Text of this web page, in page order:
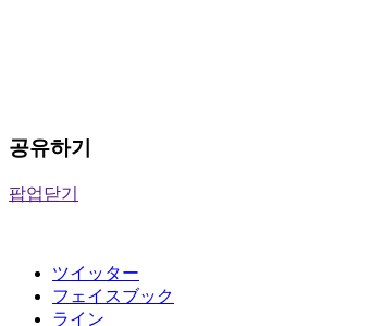
공유하기
팝업닫기
ツイッター
フェイスブック
ライン